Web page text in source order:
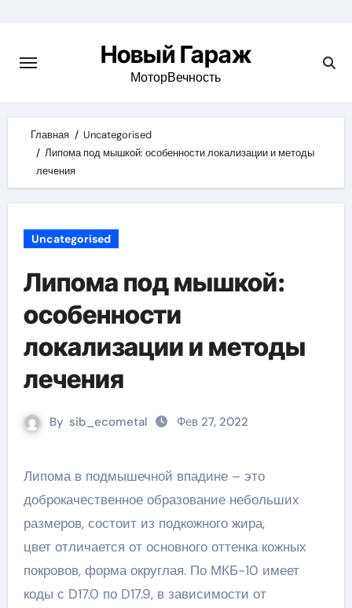
content
Новый Гараж
МоторВечность
Главная
Uncategorised
Липома под мышкой: особенности локализации и методы
лечения
Uncategorised
Липома под мышкой:
особенности
локализации и методы
лечения
By sib_ecometal Фев 27, 2022
Липома в подмышечной впадине – это
доброкачественное образование небольших
размеров, состоит из подкожного жира,
цвет отличается от основного оттенка кожных
покровов, форма округлая. По МКБ-10 имеет
коды с D17.0 по D17.9, в зависимости от